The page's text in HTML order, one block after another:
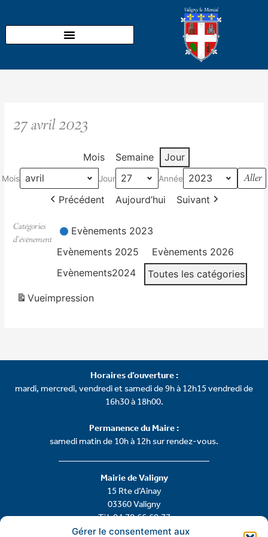
Gérer le consentement aux
27 avril 2023
Mois Semaine Jour
Mois Jour Année
Précédent Aujourd’hui Suivant
Catégories
d’évènement
Evènements 2023
Evènements 2025
Evènements 2026
Evènements2024
Toutes les catégories
Vueimpression
Mairie de Valigny
15 Rte d’Ainay
03360 Valigny
Tél: 04.70.66.60.77
Horaires d’ouverture :
mardi, mercredi, vendredi et samedi de 9h à 12h15 vendredi de
16h30 à 18h00.
Permanence du Maire :
samedi matin de 10h à 12h sur rendez-vous.